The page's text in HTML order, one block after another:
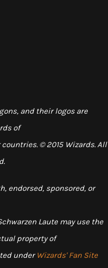
and their logos are
of
© 2015 Wizards. All
endorsed, sponsored, or
Laute may use the
property of
under Wizards' Fan Site